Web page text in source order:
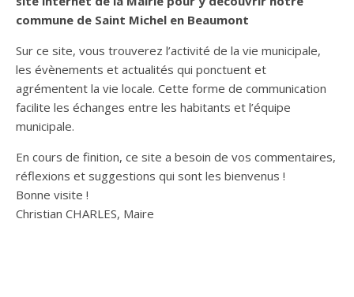
commune de Saint Michel en Beaumont
Sur ce site, vous trouverez l’activité de la vie municipale,
les évènements et actualités qui ponctuent et
agrémentent la vie locale. Cette forme de communication
facilite les échanges entre les habitants et l’équipe
municipale.
En cours de finition, ce site a besoin de vos commentaires,
réflexions et suggestions qui sont les bienvenus !
Bonne visite !
Christian CHARLES, Maire